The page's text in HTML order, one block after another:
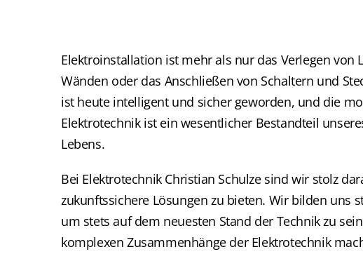
Elektroinstallation ist mehr als nur das Verlegen von
Wänden oder das Anschließen von Schaltern und
ist heute intelligent und sicher geworden, und die
Elektrotechnik ist ein wesentlicher Bestandteil
Lebens.
Bei Elektrotechnik Christian Schulze sind wir stolz
zukunftssichere Lösungen zu bieten. Wir bilden uns
um stets auf dem neuesten Stand der Technik zu
komplexen Zusammenhänge der Elektrotechnik